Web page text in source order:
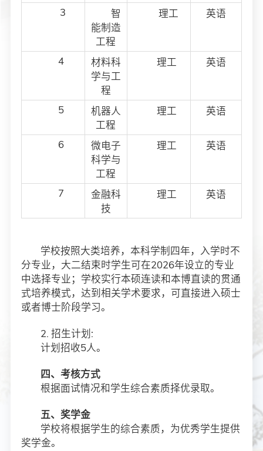
3
智
能制造
工程
理工 英语
4
材料科
学与工
程
理工 英语
5
机器人
工程
理工 英语
6
微电子
科学与
工程
理工 英语
7
金融科
技
理工 英语
学校按照大类培养，本科学制四年，入学时不
分专业，大二结束时学生可在2026年设立的专业
中选择专业；学校实行本硕连读和本博直读的贯通
式培养模式，达到相关学术要求，可直接进入硕士
或者博士阶段学习。
2. 招生计划:
计划招收5人。
四、考核方式
根据面试情况和学生综合素质择优录取。
五、奖学金
学校将根据学生的综合素质，为优秀学生提供
奖学金。